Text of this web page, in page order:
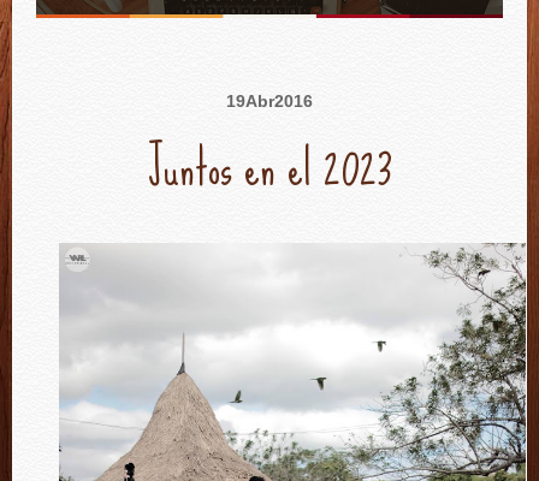
19Abr2016
Juntos en el 2023